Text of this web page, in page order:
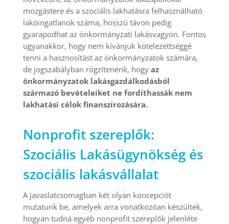
mozgástere és a szociális lakhatásra felhasználható
lakóingatlanok száma, hosszú távon pedig
gyarapodhat az önkormányzati lakásvagyon. Fontos
ugyanakkor, hogy nem kívánjuk kötelezettséggé
tenni a hasznosítást az önkormányzatok számára,
de jogszabályban rögzítenénk, hogy az
önkormányzatok lakásgazdálkodásból
származó bevételeiket ne fordíthassák nem
lakhatási célok finanszírozására.
Nonprofit szereplők:
Szociális Lakásügynökség és
szociális lakásvállalat
A javaslatcsomagban két olyan koncepciót
mutatunk be, amelyek arra vonatkozóan készültek,
hogyan tudná egyéb nonprofit szereplők jelenléte